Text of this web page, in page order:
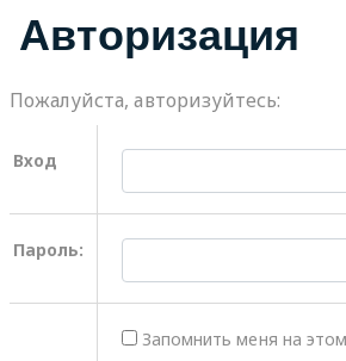
Авторизация
Пожалуйста, авторизуйтесь:
Вход
Пароль:
Запомнить меня на